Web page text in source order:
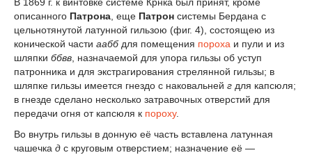
В 1869 г. к винтовке системе Крнка был принят, кроме
описанного Патрона, еще Патрон системы Бердана с
цельнотянутой латунной гильзою (фиг. 4), состоящею из
конической части ааббдля помещения пороха и пули и из
шляпки ббвв, назначаемой для упора гильзы об уступ
патронника и для экстрагирования стрелянной гильзы; в
шляпке гильзы имеется гнездо с наковальней г для капсюля;
в гнезде сделано несколько затравочных отверстий для
передачи огня от капсюля к пороху.
Во внутрь гильзы в донную её часть вставлена латунная
чашечка д с круговым отверстием; назначение её —